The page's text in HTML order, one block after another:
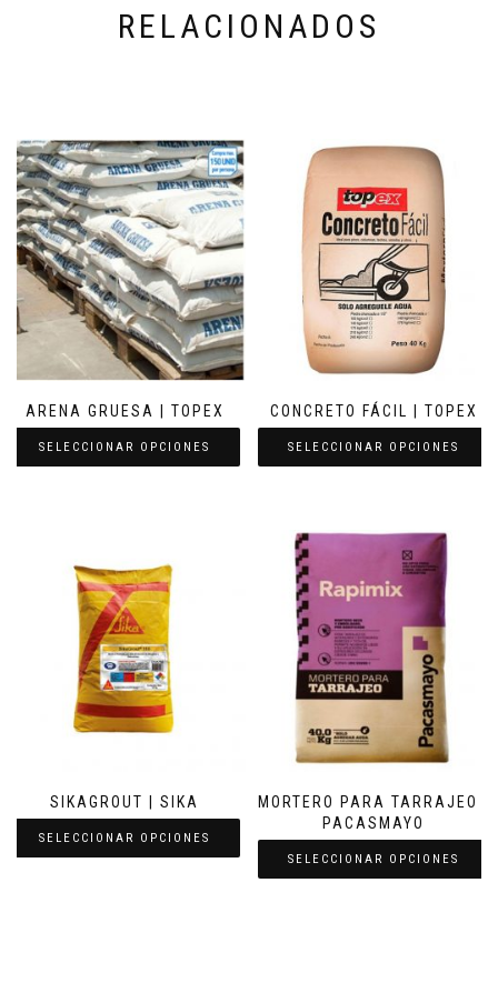
RELACIONADOS
ARENA GRUESA | TOPEX
SELECCIONAR OPCIONES
CONCRETO FÁCIL | TOPEX
SELECCIONAR OPCIONES
SIKAGROUT | SIKA
SELECCIONAR OPCIONES
MORTERO PARA TARRAJEO |
PACASMAYO
SELECCIONAR OPCIONES